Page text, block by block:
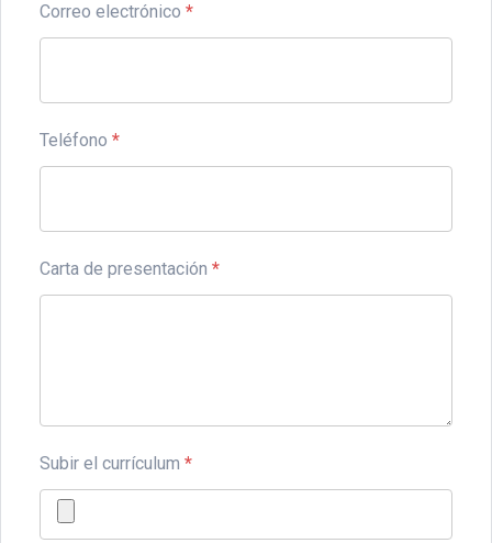
Correo electrónico *
Teléfono *
Carta de presentación *
Subir el currículum *